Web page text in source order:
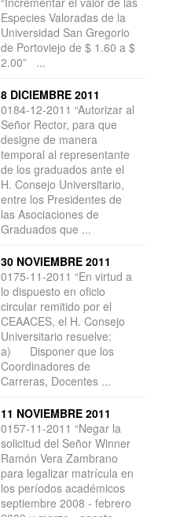
Especies Valoradas de la
Universidad San Gregorio
de Portoviejo de $ 1.60 a $
2.00” ...
8 DICIEMBRE 2011
0184-12-2011 “Autorizar al
Señor Rector, para que
designe de manera
temporal al representante
de los graduados ante el
H. Consejo Universitario,
entre los Presidentes de
las Asociaciones de
Graduados que ...
30 NOVIEMBRE 2011
0175-11-2011 “En virtud a
lo dispuesto en oficio
circular remitido por el
CEAACES, el H. Consejo
Universitario resuelve:
a) Disponer que los
Coordinadores de
Carreras, Docentes ...
11 NOVIEMBRE 2011
0157-11-2011 “Negar la
solicitud del Señor Winner
Ramón Vera Zambrano
para legalizar matrícula en
los períodos académicos
septiembre 2008 - febrero